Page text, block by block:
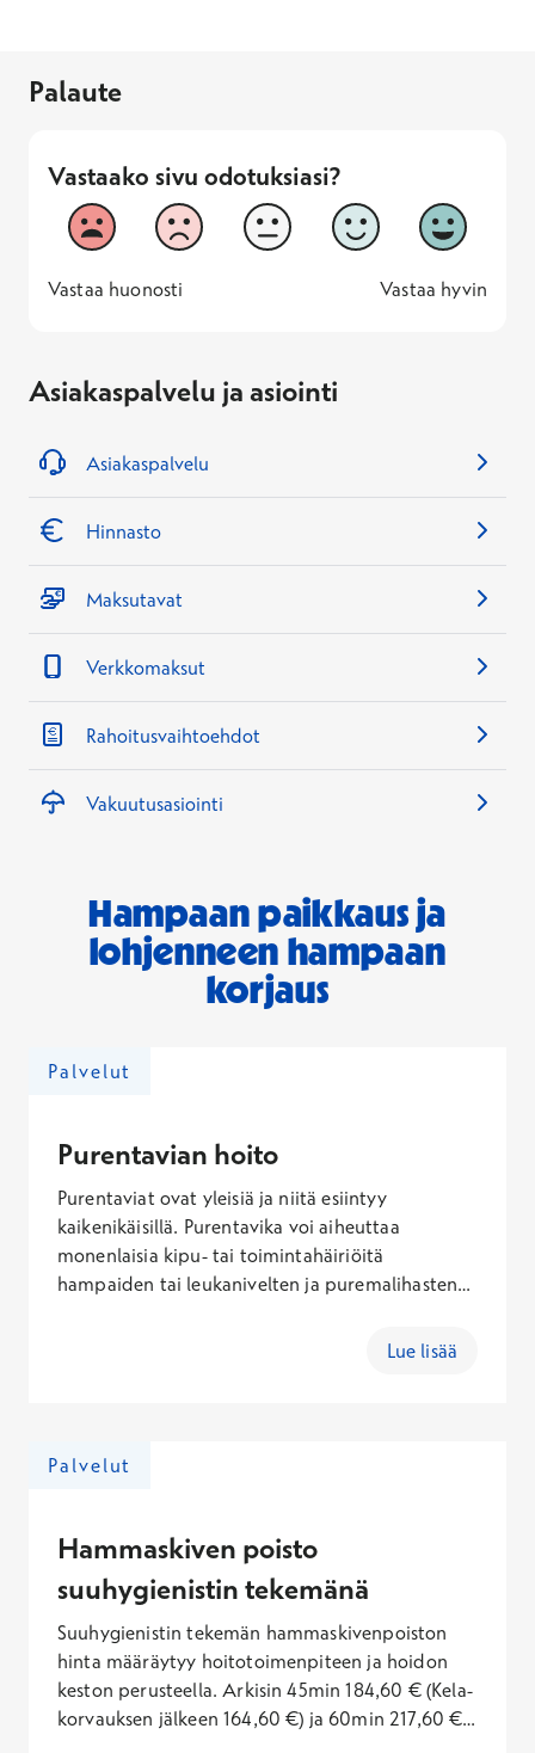
Palaute
Vastaako sivu odotuksiasi?
Vastaako sivu odotuksiasi?
1
Vastaa huonosti
2 3 4
5
Vastaa
1 -
Vastaa huonosti
— 5 -
Vastaa hyvin
Asiakaspalvelu ja asiointi
Asiakaspalvelu
Hinnasto
Maksutavat
Verkkomaksut
Rahoitusvaihtoehdot
Vakuutusasiointi
Hampaan paikkaus ja
lohjenneen hampaan
korjaus
Palvelut
Purentavian hoito
Purentaviat ovat yleisiä ja niitä esiintyy
kaikenikäisillä. Purentavika voi aiheuttaa
monenlaisia kipu- tai toimintahäiriöitä
hampaiden tai leukanivelten ja puremalihasten
Lue lisää
Palvelut
Hammaskiven poisto
suuhygienistin tekemänä
Suuhygienistin tekemän hammaskivenpoiston
hinta määräytyy hoitotoimenpiteen ja hoidon
keston perusteella. Arkisin 45min 184,60 € (Kela-
korvauksen jälkeen 164,60 €) ja 60min 217,60 €